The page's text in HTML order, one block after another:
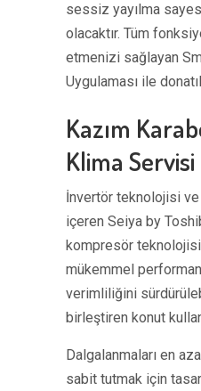
sessiz yayılma
olacaktır. Tüm
etmenizi sağlayan
Uygulaması ile
Kazım
Klima Servisi
İnvertör teknolojisi
içeren Seiya by
kompresör
mükemmel
verimliliğini
birleştiren konut
Dalgalanmaları en
sabit tutmak için